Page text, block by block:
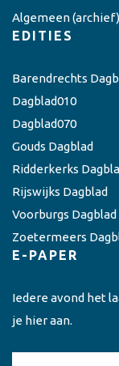
Algemeen(archief)
EDITIES
Barendrechts
Dagblad010
Dagblad070
Gouds Dagblad
Ridderkerks
Rijswijks Dagblad
Voorburgs Dagblad
Zoetermeers
E-PAPER
Iedere avond het
je hier aan.